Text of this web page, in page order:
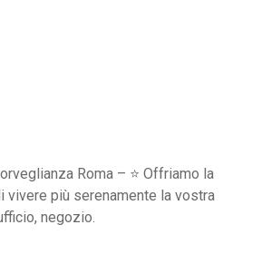
Roma – ⭐ Offriamo la
più serenamente la vostra
negozio.